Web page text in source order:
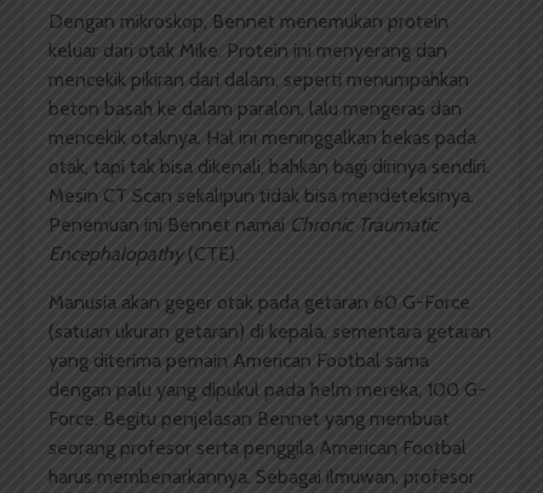
Dengan mikroskop, Bennet menemukan protein
keluar dari otak Mike. Protein ini menyerang dan
mencekik pikiran dari dalam, seperti menumpahkan
beton basah ke dalam paralon, lalu mengeras dan
mencekik otaknya. Hal ini meninggalkan bekas pada
otak, tapi tak bisa dikenali, bahkan bagi dirinya sendiri.
Mesin CT Scan sekalipun tidak bisa mendeteksinya.
Penemuan ini Bennet namai Chronic Traumatic
Encephalopathy(CTE).
Manusia akan geger otak pada getaran 60 G-Force
(satuan ukuran getaran) di kepala, sementara getaran
yang diterima pemain American Footbal sama
dengan palu yang dipukul pada helm mereka, 100 G-
Force. Begitu penjelasan Bennet yang membuat
seorang profesor serta penggila American Footbal
harus membenarkannya. Sebagai ilmuwan, profesor